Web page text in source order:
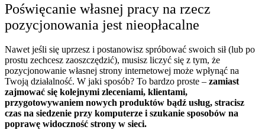
Poświęcanie własnej pracy na rzecz
pozycjonowania jest nieopłacalne
Nawet jeśli się uprzesz i postanowisz spróbować swoich sił (lub po
prostu zechcesz zaoszczędzić), musisz liczyć się z tym, że
pozycjonowanie własnej strony internetowej może wpłynąć na
Twoją działalność. W jaki sposób? To bardzo proste – zamiast
zajmować się kolejnymi zleceniami, klientami,
przygotowywaniem nowych produktów bądź usług, stracisz
czas na siedzenie przy komputerze i szukanie sposobów na
poprawę widoczność strony w sieci.